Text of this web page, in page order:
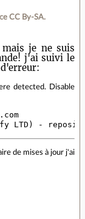
CC By‑SA.
je ne suis
j'ai suivi le
detected. Disable
de mises à jour j'ai